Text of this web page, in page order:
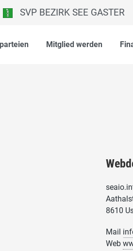
SVP BEZIRK SEE GASTER
Mitglied werden
8610
Mail
Web